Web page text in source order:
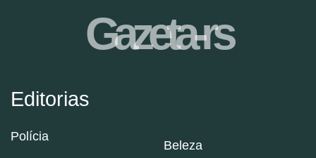
Editorias
Polícia
Beleza
Gazeta-rs